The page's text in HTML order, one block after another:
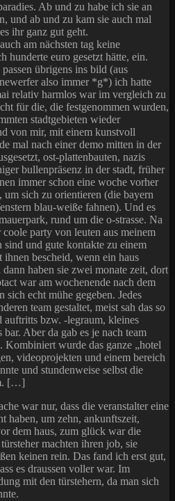
Ab und zu habe ich sie an
und ab und zu kam sie auch mal
ihr ganz gut geht.
am nächsten tag keine
hunderte euro gesetzt hätte, ein.
übrigens ins bild (aus
also immer *g*) ich hatte
relativ harmlos war im vergleich zu
für die, die festgenommen wurden,
stadtgebieten wieder
von mir, mit einem kunstvoll
mal nach einer demo mitten in der
ost-plattenbauten, nazis
bullenpräsenz in der stadt, früher
immer schon eine woche vorher
sich zu orientieren (die bayern
blau-weiße fahnen). Und es
rund um die o-strasse. Na
coole party von leuten aus meinem
und gute kontakte zu einem
bescheid, wenn ein haus
haben sie zwei monate zeit, dort
war am wochenende nach dem
sich echt mühe gegeben. Jedes
team gestaltet, meist sah das so
auftritts bzw. -legraum, kleines
Aber da gab es je nach team
Kombiniert wurde das ganze „hotel
videoprojekten und einem bereich
und stundenweise selbst die
[…]
war nur, dass die veranstalter eine
haben, um zehn, ankunftszeit,
dem haus, zum glück war die
machten ihren job, sie
keinen rein. Das fand ich erst gut,
es draussen voller war. Im
mit den türstehern, da man sich